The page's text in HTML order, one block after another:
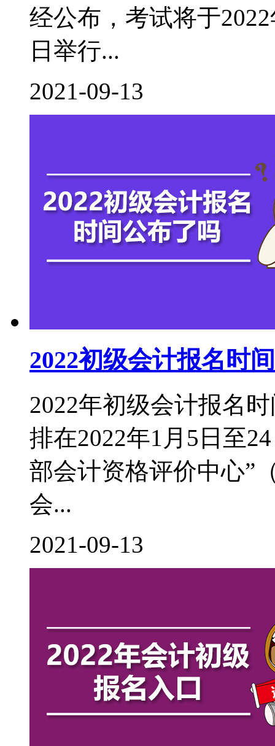
经公布，考试将于
日举行...
2021-09-13
2022初级会计报名时
2022年初级会计报名
排在2022年1月5日至
部会计资格评价中心”
会...
2021-09-13